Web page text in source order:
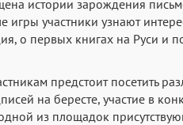
истории зарождения
игры участники узнают
о первых книгах на Руси и
предстоит посетить
на бересте, участие в
из площадок